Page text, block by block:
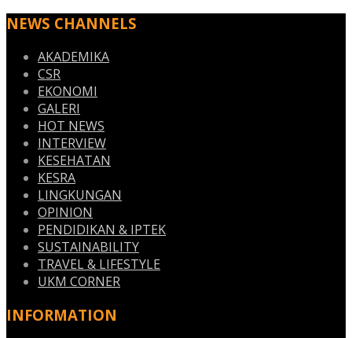
NEWS CHANNELS
AKADEMIKA
CSR
EKONOMI
GALERI
HOT NEWS
INTERVIEW
KESEHATAN
KESRA
LINGKUNGAN
OPINION
PENDIDIKAN & IPTEK
SUSTAINABILITY
TRAVEL & LIFESTYLE
UKM CORNER
INFORMATION